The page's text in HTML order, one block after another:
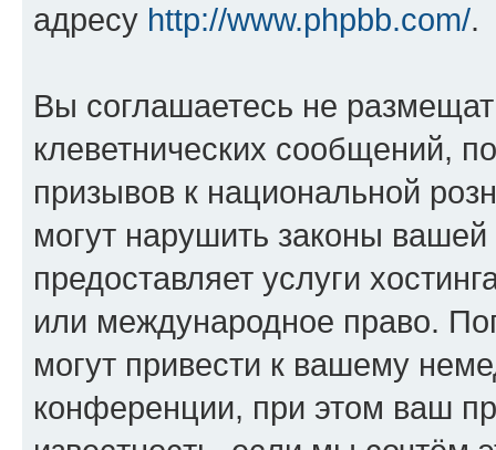
адресу http://www.phpbb.com/.
Вы соглашаетесь не
клеветнических сообщений,
призывов к национальной
могут нарушить законы
предоставляет услуги
или международное право.
могут привести к вашему
конференции, при этом ваш